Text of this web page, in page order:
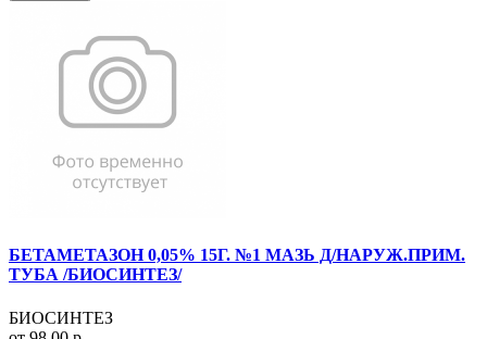
БЕТАМЕТАЗОН 0,05% 15Г. №1 МАЗЬ Д/НАРУЖ.ПРИМ.
ТУБА /БИОСИНТЕЗ/
БИОСИНТЕЗ